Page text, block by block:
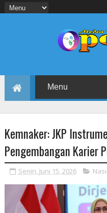
Kemnaker: JKP
Pengembangan Karier
Senin, Juni 15, 2026